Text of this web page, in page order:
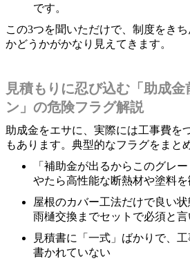
です。
この3つを聞いただけで、制度をき
かどうかがかなり見えてきます。
見積もりに忍び込む「助成金
ン」の危険フラグ解説
助成金をエサに、実際には工事費を
もあります。典型的なフラグをまと
「補助金が出るからこのグレ
やたら高性能な断熱材や塗料を
屋根のカバー工法だけで良い
雨樋交換までセットで必須と言
見積書に「一式」ばかりで、
書かれていない